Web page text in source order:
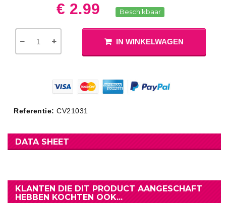
€ 2.99 Beschikbaar
IN WINKELWAGEN
Referentie: CV21031
DATA SHEET
KLANTEN DIE DIT PRODUCT AANGESCHAFT
HEBBEN KOCHTEN OOK...